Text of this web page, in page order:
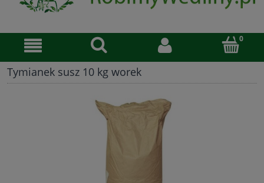
Tymianek susz 10 kg worek